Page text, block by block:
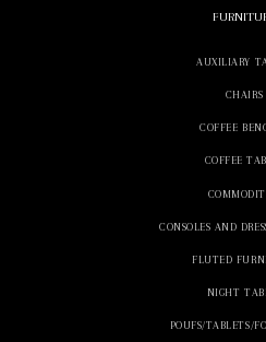
AUXILIARY
CHAIRS
COFFEE
COFFEE
CONSOLES AND
FLUTED
NIGHT
POUFS/TABLETS/